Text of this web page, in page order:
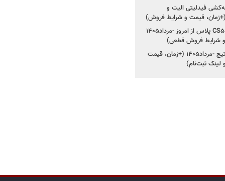
فیدلیتی الیت و
شروع ثبت‌نام چانگان CS۵۵ پلاس از امروز -مرداد۱۴۰۵
شرایط فروش قطعی)
شروع فروش کیا اسپورتیج -مرداد۱۴۰۵ (+زمان، قیمت